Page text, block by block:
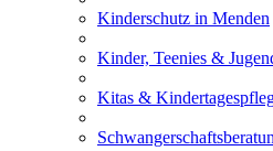
Kinderschutz in Menden
Kinder, Teenies &
Kitas &